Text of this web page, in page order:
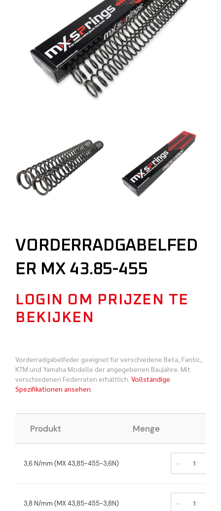
VORDERRADGABELFED
ER MX 43.85-455
LOGIN OM PRIJZEN TE
BEKIJKEN
Vorderradgabelfeder geeignet für verschiedene Beta, Fantic,
KTM und Yamaha Modelle der angegebenen Baujahre. Mit
verschiedenen Federraten erhältlich.Vollständige
Spezifikationen ansehen.
Produkt Menge
3,6 N/mm (MX 43,85-455-3,6N) -
3,8 N/mm (MX 43,85-455-3,8N) -